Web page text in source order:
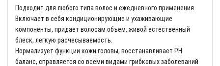
Подходит для любого типа волос и ежедневного применения.
Включает в себя кондиционирующие и ухаживающие
компоненты, придает волосам объем, живой естественный
блеск, легкую расчесываемость.
Нормализует функции кожи головы, восстанавливает РН
баланс, справляется со всеми видами грибковых заболеваний